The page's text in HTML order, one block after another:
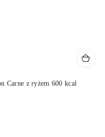
Carne z ryżem 600 kcal